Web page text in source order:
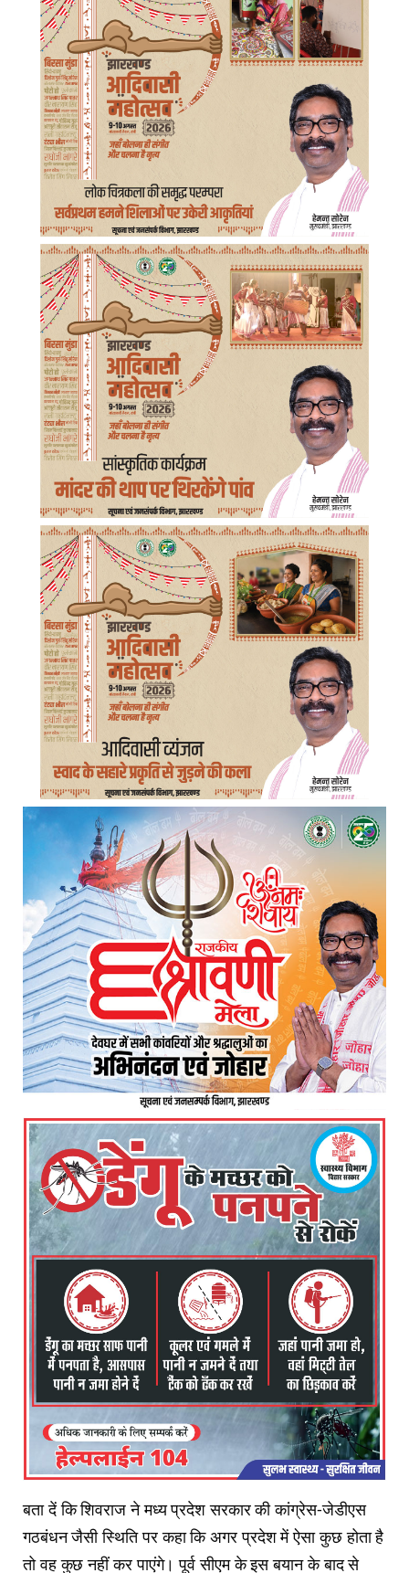
बता दें कि शिवराज ने मध्य प्रदेश सरकार की कांग्रेस-जेडीएस
गठबंधन जैसी स्थिति पर कहा कि अगर प्रदेश में ऐसा कुछ होता है
तो वह कुछ नहीं कर पाएंगे। पूर्व सीएम के इस बयान के बाद से